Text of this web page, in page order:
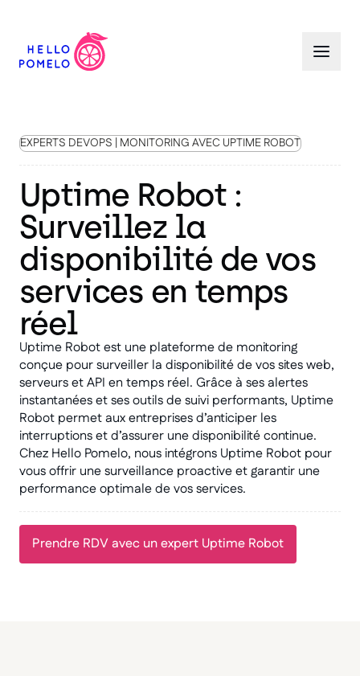
EXPERTS DEVOPS | MONITORING AVEC UPTIME ROBOT
Uptime Robot :
Surveillez la
disponibilité de vos
services en temps
réel
Uptime Robot est une plateforme de monitoring
conçue pour surveiller la disponibilité de vos sites web,
serveurs et API en temps réel. Grâce à ses alertes
instantanées et ses outils de suivi performants, Uptime
Robot permet aux entreprises d’anticiper les
interruptions et d’assurer une disponibilité continue.
Chez Hello Pomelo, nous intégrons Uptime Robot pour
vous offrir une surveillance proactive et garantir une
performance optimale de vos services.
Prendre RDV avec un expert Uptime Robot